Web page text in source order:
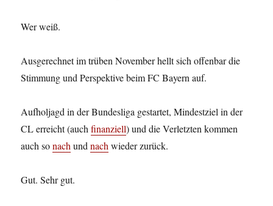
Wer weiß.
Ausgerechnet im trüben November hellt sich offenbar die
Stimmung und Perspektive beim FC Bayern auf.
Aufholjagd in der Bundesliga gestartet, Mindestziel in der
CL erreicht (auchfinanziell) und die Verletzten kommen
auch sonachundnachwieder zurück.
Gut. Sehr gut.